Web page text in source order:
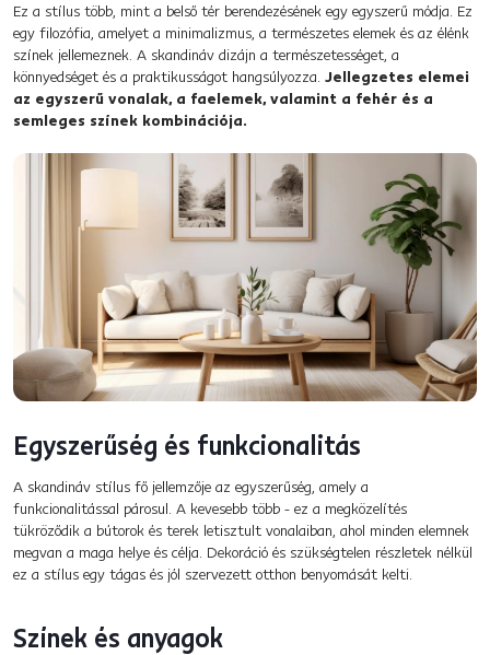
Ez a stílus több, mint a belső tér berendezésének egy egyszerű módja. Ez
egy filozófia, amelyet a minimalizmus, a természetes elemek és az élénk
színek jellemeznek. A skandináv dizájn a természetességet, a
könnyedséget és a praktikusságot hangsúlyozza. Jellegzetes elemei
az egyszerű vonalak, a faelemek, valamint a fehér és a
semleges színek kombinációja.
Egyszerűség és funkcionalitás
A skandináv stílus fő jellemzője az egyszerűség, amely a
funkcionalitással párosul. A kevesebb több - ez a megközelítés
tükröződik a bútorok és terek letisztult vonalaiban, ahol minden elemnek
megvan a maga helye és célja. Dekoráció és szükségtelen részletek nélkül
ez a stílus egy tágas és jól szervezett otthon benyomását kelti.
Színek és anyagok